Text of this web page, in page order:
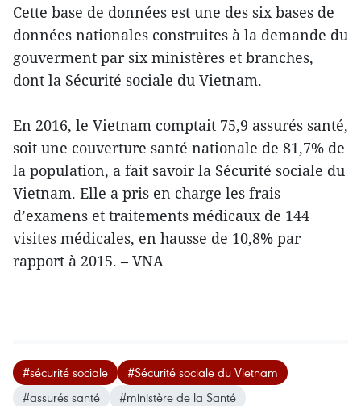
Cette base de données est une des six bases de
données nationales construites à la demande du
gouverment par six ministères et branches,
dont la Sécurité sociale du Vietnam.
En 2016, le Vietnam comptait 75,9 assurés santé,
soit une couverture santé nationale de 81,7% de
la population, a fait savoir la Sécurité sociale du
Vietnam. Elle a pris en charge les frais
d’examens et traitements médicaux de 144
visites médicales, en hausse de 10,8% par
rapport à 2015. – VNA
#sécurité sociale
#Sécurité sociale du Vietnam
#assurés santé
#ministère de la Santé